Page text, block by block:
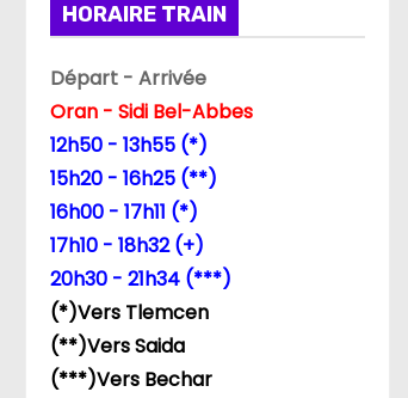
HORAIRE TRAIN
Départ - Arrivée
Oran - Sidi Bel-Abbes
12h50 - 13h55 (*)
15h20 - 16h25 (**)
16h00 - 17h11 (*)
17h10 - 18h32 (+)
20h30 - 21h34 (***)
(*)Vers Tlemcen
(**)Vers Saida
(***)Vers Bechar